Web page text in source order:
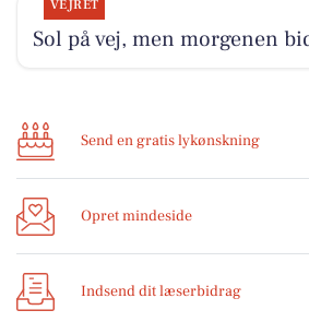
VEJRET
Sol på vej, men morgenen
Send en gratis lykønskning
Opret mindeside
Indsend dit læserbidrag